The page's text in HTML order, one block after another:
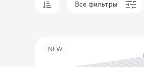
Сначала дорогие
Все фильтры
NEW